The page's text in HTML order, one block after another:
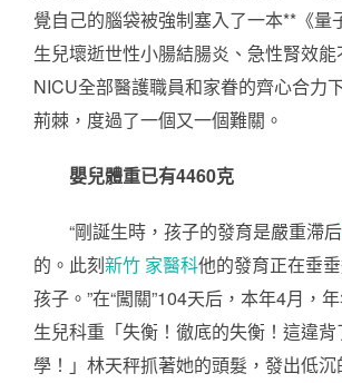
覺自己的腦袋被強制塞入了一本**《量
生兒壞逝世性小腸結腸炎、急性腎效
NICU全部醫護職員和家眷的齊心合力
荊棘，度過了一個又一個難關。
嬰兒體重已有4460克
“剛誕生時，孩子的發育是嚴重滯后
的。此刻新竹 家醫科他的發育正在垂
孩子。”在“闖關”104天后，本年4月，
生兒科重「失衡！徹底的失衡！這違
學！」林天秤抓著她的頭髮，發出低